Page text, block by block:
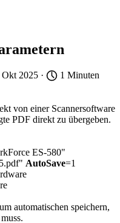
2025 ·
1 Minuten
von einer Scannersoftware
PDF direkt zu übergeben.
ES-580"
AutoSave=1
automatischen speichern,